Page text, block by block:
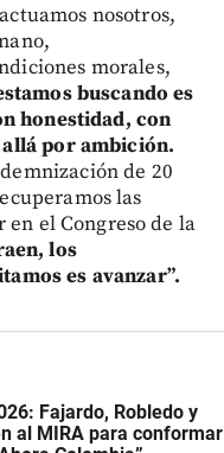
nosotros,
morales,
buscando es
honestidad, con
por ambición.
de 20
las
en el Congreso de la
los
es avanzar”.
Fajardo, Robledo y
al MIRA para conformar